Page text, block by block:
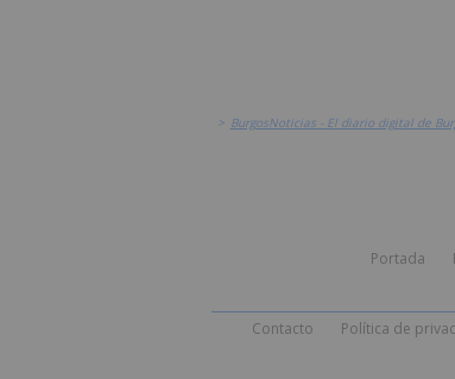
> BurgosNoticias - El diario digital de
Portada
Contacto Política de